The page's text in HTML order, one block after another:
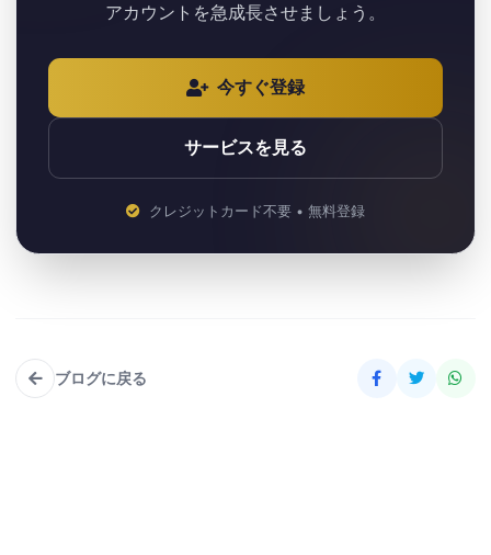
アカウントを急成長させましょう。
今すぐ登録
サービスを見る
クレジットカード不要 • 無料登録
ブログに戻る